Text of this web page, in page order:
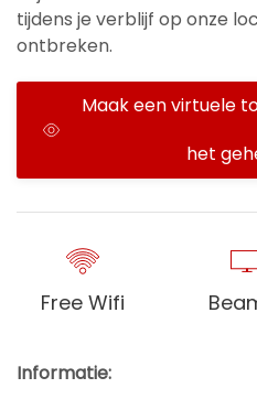
tijdens je verblijf op onze
ontbreken.
Maak een virtuele
het
Free Wifi
Informatie: